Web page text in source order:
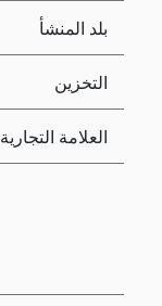
بلد المنشأ
التخزين
العلامة التجارية